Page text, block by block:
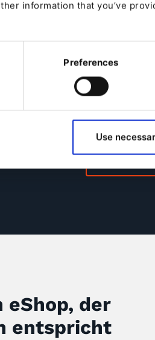
information that you’ve
Preferences
Use
Omnichannel
eShop, der
entspricht